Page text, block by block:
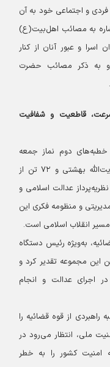
و اجتماعی خود به آن
به مصائب اهل‌بیت(ع)
و عبور آنان از کنار
و به ذکر مصائب حضرت
قاطعیت و شفافیت
دوم نماز جمعه
تهران با گرامیداشت سالروز شهادت شهید آیت‌الله بهشتی و ۷۲ تن از
عدالت اسلامی و
و منظومه فکری این
انقلاب اسلامی است.
به‌ویژه رئیس دستگاه
مجموعه تقدیر کرد و
اجرای عدالت و انجام
از قوه قضائیه را
ملی، انتظار می‌رود در
امنیت کشور را به خطر